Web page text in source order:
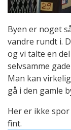
Byen er noget
vandre rundt i.
og vi talte en
selvsamme
Man kan
gå i den gamle
Her er ikke
fint.